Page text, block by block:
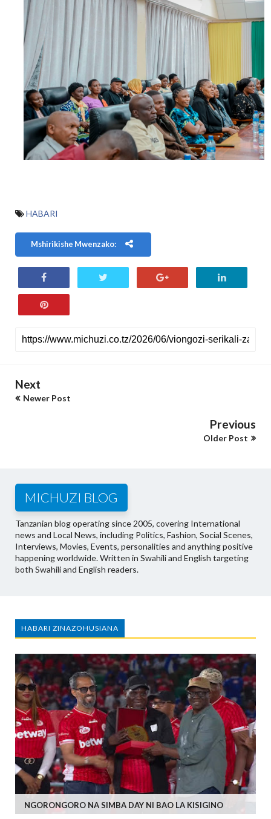
HABARI
Mshirikishe Mwenzako:
Next
Newer Post
Previous
Older Post
MICHUZI BLOG
Tanzanian blog operating since 2005, covering International
news and Local News, including Politics, Fashion, Social Scenes,
Interviews, Movies, Events, personalities and anything positive
happening worldwide. Written in Swahili and English targeting
both Swahili and English readers.
HABARI ZINAZOHUSIANA
NGORONGORO NA SIMBA DAY NI BAO LA KISIGINO